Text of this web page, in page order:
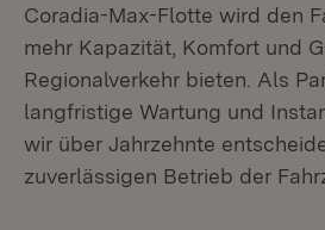
Coradia-Max-Flotte wird den
mehr Kapazität, Komfort und
Regionalverkehr bieten. Als
langfristige Wartung und
wir über Jahrzehnte
zuverlässigen Betrieb der